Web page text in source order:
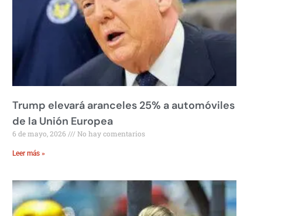
Trump elevará aranceles 25% a automóviles
de la Unión Europea
6 de mayo, 2026 No hay comentarios
Leer más »